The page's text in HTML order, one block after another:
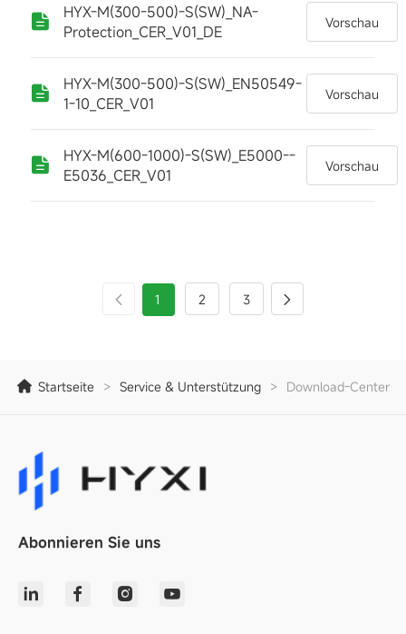
HYX-M(300-500)-S(SW)_NA-
Protection_CER_V01_DE
Vorschau
HYX-M(300-500)-S(SW)_EN50549-
1-10_CER_V01
Vorschau
HYX-M(600-1000)-S(SW)_E5000--
E5036_CER_V01
Vorschau
1 2 3
Startseite > Service & Unterstützung > Download-Center
Abonnieren Sie uns